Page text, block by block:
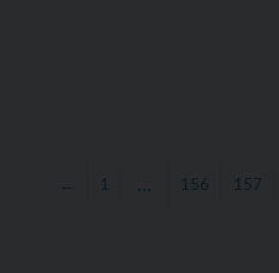
← 1 … 156 157